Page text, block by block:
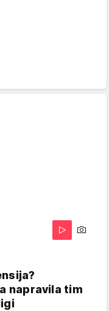
napravila tim